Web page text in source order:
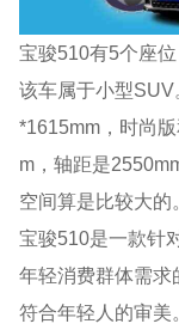
宝骏510有5个座
该车属于小型
*1615mm，时尚
m，轴距是
空间算是比较大的
宝骏510是一款针
年轻消费群体需求
符合年轻人的审